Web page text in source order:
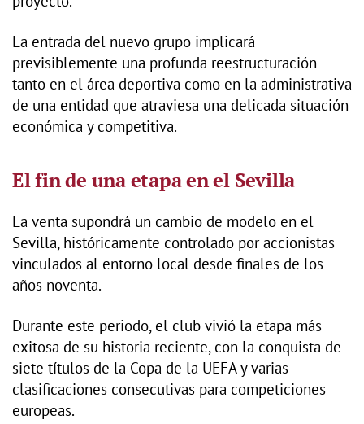
La entrada del nuevo grupo implicará
previsiblemente una profunda reestructuración
tanto en el área deportiva como en la administrativa
de una entidad que atraviesa una delicada situación
económica y competitiva.
El fin de una etapa en el Sevilla
La venta supondrá un cambio de modelo en el
Sevilla, históricamente controlado por accionistas
vinculados al entorno local desde finales de los
años noventa.
Durante este periodo, el club vivió la etapa más
exitosa de su historia reciente, con la conquista de
siete títulos de la Copa de la UEFA y varias
clasificaciones consecutivas para competiciones
europeas.